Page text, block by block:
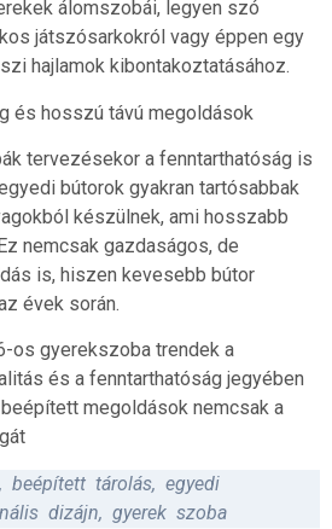
álomszobái, legyen szó
játszósarkokról vagy éppen egy
hajlamok kibontakoztatásához.
és hosszú távú megoldások
tervezésekor a fenntarthatóság is
bútorok gyakran tartósabbak
készülnek, ami hosszabb
nemcsak gazdaságos, de
is, hiszen kevesebb bútor
évek során.
os gyerekszoba trendek a
és a fenntarthatóság jegyében
megoldások nemcsak a
, beépített tárolás, egyedi
dizájn, gyerek szoba